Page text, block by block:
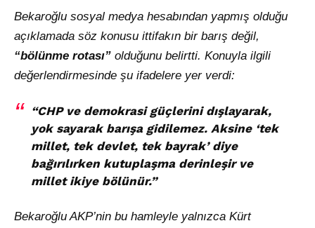
Bekaroğlu sosyal medya hesabından yapmış olduğu
açıklamada söz konusu ittifakın bir barış değil,
“bölünme rotası” olduğunu belirtti. Konuyla ilgili
değerlendirmesinde şu ifadelere yer verdi:
“CHP ve demokrasi güçlerini dışlayarak,
yok sayarak barışa gidilemez. Aksine ‘tek
millet, tek devlet, tek bayrak’ diye
bağırılırken kutuplaşma derinleşir ve
millet ikiye bölünür.”
Bekaroğlu AKP’nin bu hamleyle yalnızca Kürt